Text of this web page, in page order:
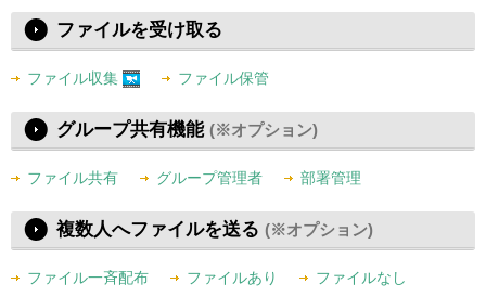
ファイルを受け取る
ファイル収集 ファイル保管
グループ共有機能 (※オプション)
ファイル共有 グループ管理者 部署管理
複数人へファイルを送る (※オプション)
ファイル一斉配布 ファイルあり
ファイルなし